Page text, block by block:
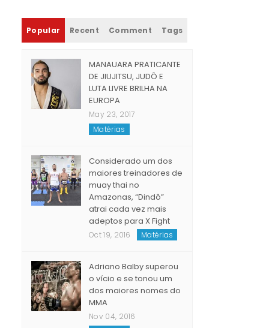
Popular Recent Comment Tags
MANAUARA PRATICANTE
DE JIUJITSU, JUDÔ E
LUTA LIVRE BRILHA NA
EUROPA
May 23, 2017
Matérias
Considerado um dos
maiores treinadores de
muay thai no
Amazonas, “Dindô”
atrai cada vez mais
adeptos para X Fight
Oct 19, 2016 Matérias
Adriano Balby superou
o vício e se tonou um
dos maiores nomes do
MMA
Nov 04, 2016